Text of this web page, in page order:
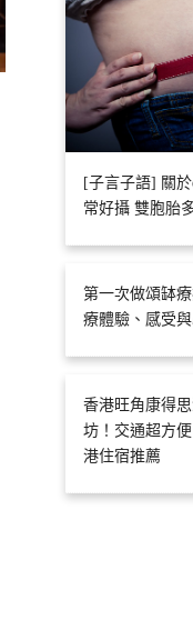
[子言子語] 關
常好攝 雙胞胎
第一次做頌缽
療體驗、感受
香港旺角康得
坊！交通超方
港住宿推薦